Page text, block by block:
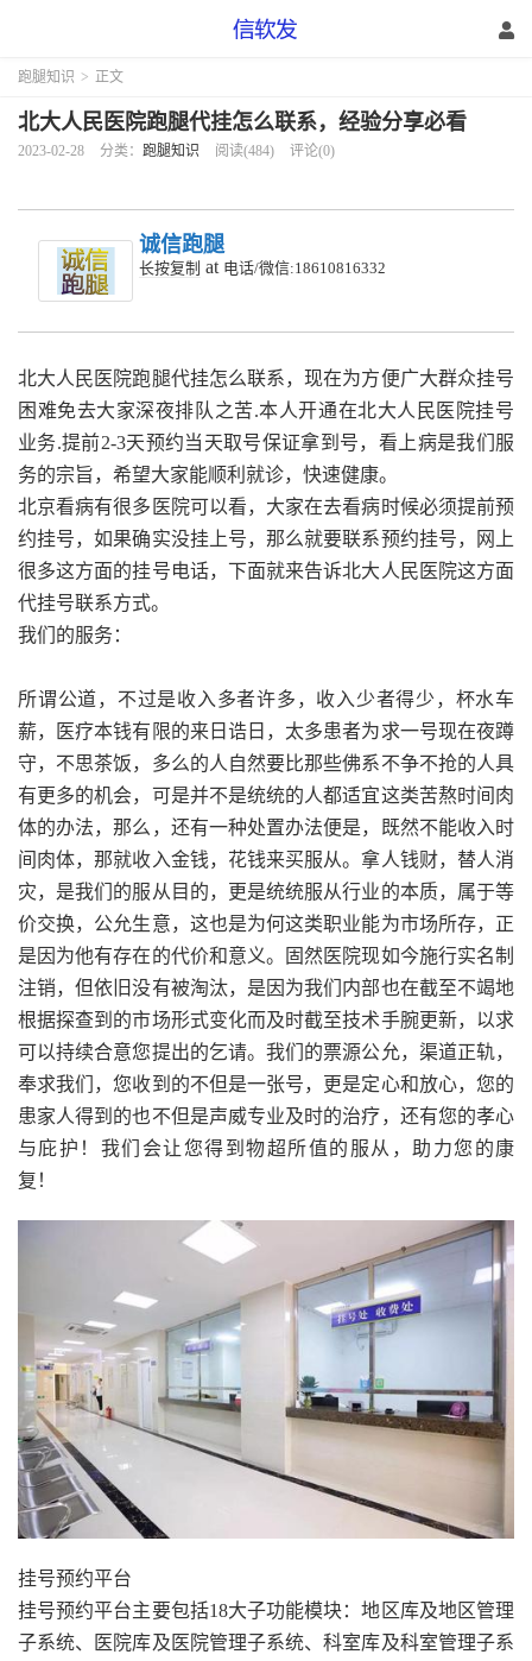
跑腿知识 > 正文
北大人民医院跑腿代挂怎么联系，经验分享必看
2023-02-28 分类： 跑腿知识 阅读(484) 评论(0)
诚信跑腿
长按复制 at 电话/微信:18610816332
北大人民医院跑腿代挂怎么联系，现在为方便广大群众挂号
困难免去大家深夜排队之苦.本人开通在北大人民医院挂号
业务.提前2-3天预约当天取号保证拿到号，看上病是我们服
务的宗旨，希望大家能顺利就诊，快速健康。
北京看病有很多医院可以看，大家在去看病时候必须提前预
约挂号，如果确实没挂上号，那么就要联系预约挂号，网上
很多这方面的挂号电话，下面就来告诉北大人民医院这方面
代挂号联系方式。
我们的服务：
所谓公道，不过是收入多者许多，收入少者得少，杯水车
薪，医疗本钱有限的来日诰日，太多患者为求一号现在夜蹲
守，不思茶饭，多么的人自然要比那些佛系不争不抢的人具
有更多的机会，可是并不是统统的人都适宜这类苦熬时间肉
体的办法，那么，还有一种处置办法便是，既然不能收入时
间肉体，那就收入金钱，花钱来买服从。拿人钱财，替人消
灾，是我们的服从目的，更是统统服从行业的本质，属于等
价交换，公允生意，这也是为何这类职业能为市场所存，正
是因为他有存在的代价和意义。固然医院现如今施行实名制
注销，但依旧没有被淘汰，是因为我们内部也在截至不竭地
根据探查到的市场形式变化而及时截至技术手腕更新，以求
可以持续合意您提出的乞请。我们的票源公允，渠道正轨，
奉求我们，您收到的不但是一张号，更是定心和放心，您的
患家人得到的也不但是声威专业及时的治疗，还有您的孝心
与庇护！我们会让您得到物超所值的服从，助力您的康
复！
挂号预约平台
挂号预约平台主要包括18大子功能模块：地区库及地区管理
子系统、医院库及医院管理子系统、科室库及科室管理子系